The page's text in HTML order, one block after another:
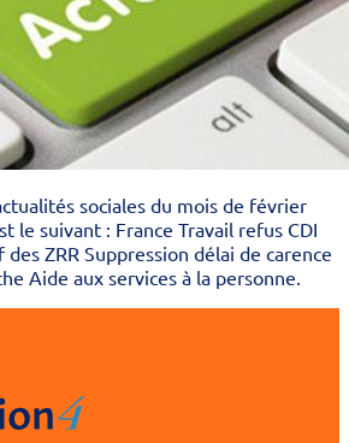
sociales du mois de février
le suivant : France Travail refus CDI
ZRR Suppression délai de carence
Aide aux services à la personne.